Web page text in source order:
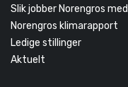
Slik jobber Norengros
Norengros klimarapport
Ledige stillinger
Aktuelt